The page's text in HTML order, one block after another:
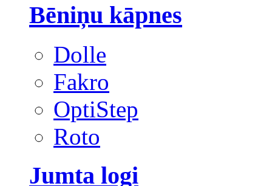
Bēniņu kāpnes
Dolle
Fakro
OptiStep
Roto
Jumta logi